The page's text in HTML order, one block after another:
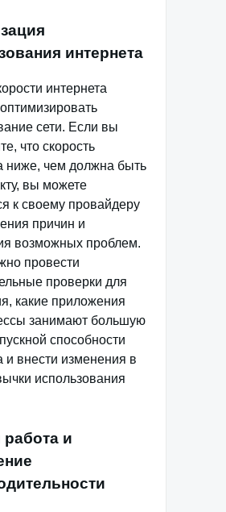
интернета
интернета
сети. Если вы
что скорость
ниже, чем должна быть
вы можете
к своему провайдеру
причин и
возможных проблем.
провести
проверки для
какие приложения
занимают большую
способности
и внести изменения в
использования
и